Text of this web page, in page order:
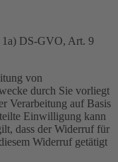
DS-GVO, Art. 9
von
durch Sie vorliegt
Verarbeitung auf Basis
Einwilligung kann
dass der Widerruf für
Widerruf getätigt